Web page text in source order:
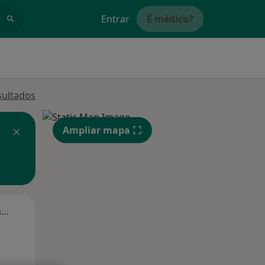
Entrar É médico?
Segunda-feira
Ampliar mapa